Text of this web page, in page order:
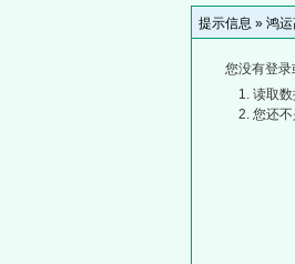
提示信息 » 鸿
您没有登
读取
您还